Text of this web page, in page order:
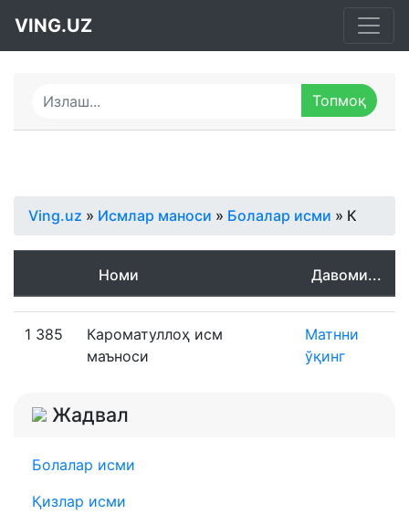
VING.UZ
Ving.uz » Исмлар маноси » Болалар исми » К
Номи Давоми...
1 385
Кароматуллоҳ исм
маъноси
Матнни
ўқинг
Жадвал
Болалар исми
Қизлар исми